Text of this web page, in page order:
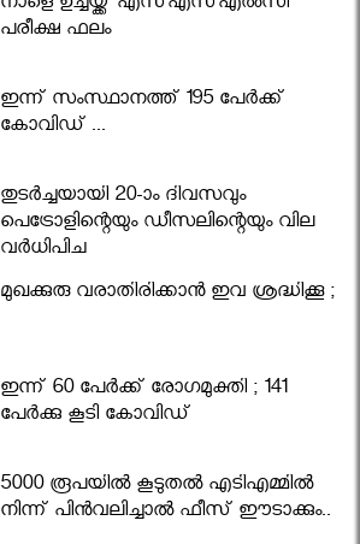
നാളെ ഉച്ചയ്ക്ക് എസ്എസ്എല്‍സി
പരീക്ഷ ഫലം
ഇന്ന് സംസ്ഥാനത്ത് 195 പേര്‍ക്ക്
കോവിഡ് ...
തുടർച്ചയായി 20-ാം ദിവസവും
പെട്രോളിന്റെയും ഡീസലിന്റെയും വില
വര്‍ധിപ്പിച്ചു
മുഖക്കുരു വരാതിരിക്കാന്‍ ഇവ ശ്രദ്ധിക്കൂ ;
ഇന്ന് 60 പേർക്ക് രോഗമുക്തി ; 141
പേര്‍ക്കു കൂടി കോവിഡ്
5000 രൂപയിൽ കൂടുതൽ എടിഎമ്മിൽ
നിന്ന് പിൻവലിച്ചാൽ ഫീസ് ഈടാക്കും..